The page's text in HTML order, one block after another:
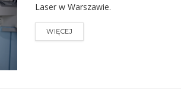
Laser w Warszawie.
WIĘCEJ